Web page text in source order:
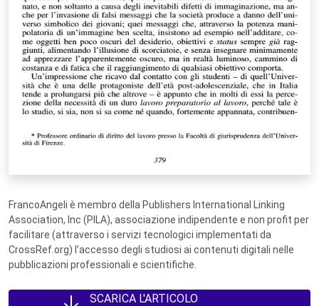
FrancoAngeli è membro della Publishers International Linking
Association, Inc (PILA), associazione indipendente e non profit per
facilitare (attraverso i servizi tecnologici implementati da
CrossRef.org) l’accesso degli studiosi ai contenuti digitali nelle
pubblicazioni professionali e scientifiche.
SCARICA L'ARTICOLO